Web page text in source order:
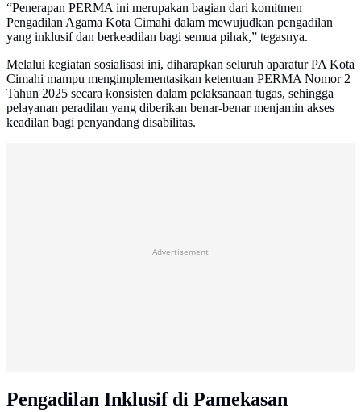
“Penerapan PERMA ini merupakan bagian dari komitmen
Pengadilan Agama Kota Cimahi dalam mewujudkan pengadilan
yang inklusif dan berkeadilan bagi semua pihak,” tegasnya.
Melalui kegiatan sosialisasi ini, diharapkan seluruh aparatur PA Kota
Cimahi mampu mengimplementasikan ketentuan PERMA Nomor 2
Tahun 2025 secara konsisten dalam pelaksanaan tugas, sehingga
pelayanan peradilan yang diberikan benar-benar menjamin akses
keadilan bagi penyandang disabilitas.
Advertisement
Pengadilan Inklusif di Pamekasan